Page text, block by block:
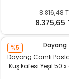
8.816,48
8.375,65
%5
Dayang
Dayang Camlı
Kuş Kafesi Yeşil 50